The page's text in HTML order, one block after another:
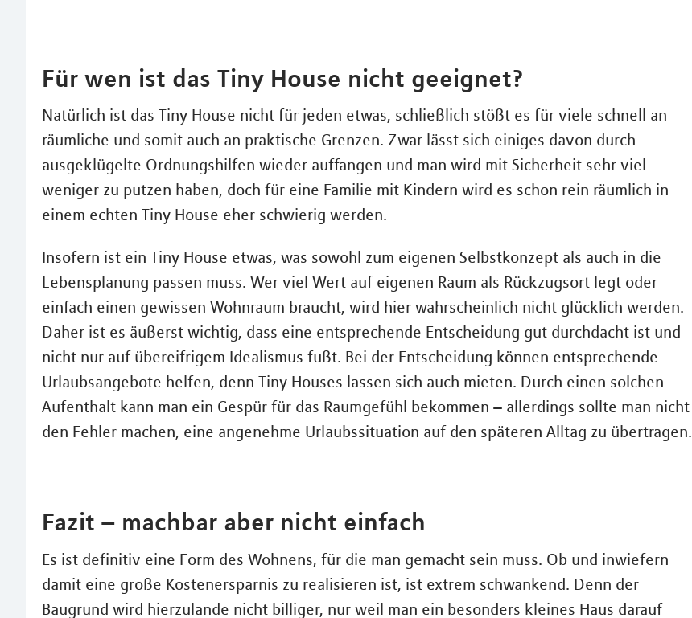
Für wen ist das Tiny House nicht geeignet?
Natürlich ist das Tiny House nicht für jeden etwas, schließlich stößt es für viele schnell an
räumliche und somit auch an praktische Grenzen. Zwar lässt sich einiges davon durch
ausgeklügelte Ordnungshilfen wieder auffangen und man wird mit Sicherheit sehr viel
weniger zu putzen haben, doch für eine Familie mit Kindern wird es schon rein räumlich in
einem echten Tiny House eher schwierig werden.
Insofern ist ein Tiny House etwas, was sowohl zum eigenen Selbstkonzept als auch in die
Lebensplanung passen muss. Wer viel Wert auf eigenen Raum als Rückzugsort legt oder
einfach einen gewissen Wohnraum braucht, wird hier wahrscheinlich nicht glücklich werden.
Daher ist es äußerst wichtig, dass eine entsprechende Entscheidung gut durchdacht ist und
nicht nur auf übereifrigem Idealismus fußt. Bei der Entscheidung können entsprechende
Urlaubsangebote helfen, denn Tiny Houses lassen sich auch mieten. Durch einen solchen
Aufenthalt kann man ein Gespür für das Raumgefühl bekommen – allerdings sollte man nicht
den Fehler machen, eine angenehme Urlaubssituation auf den späteren Alltag zu übertragen.
Fazit – machbar aber nicht einfach
Es ist definitiv eine Form des Wohnens, für die man gemacht sein muss. Ob und inwiefern
damit eine große Kostenersparnis zu realisieren ist, ist extrem schwankend. Denn der
Baugrund wird hierzulande nicht billiger, nur weil man ein besonders kleines Haus darauf